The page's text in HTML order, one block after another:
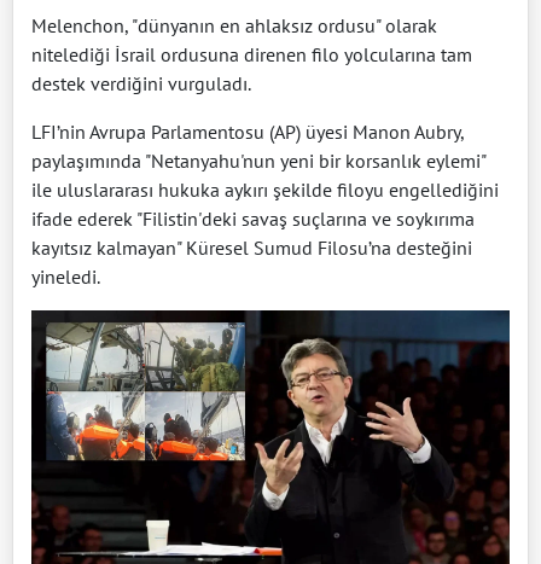
Melenchon, "dünyanın en ahlaksız ordusu" olarak
nitelediği İsrail ordusuna direnen filo yolcularına tam
destek verdiğini vurguladı.
LFI’nin Avrupa Parlamentosu (AP) üyesi Manon Aubry,
paylaşımında "Netanyahu'nun yeni bir korsanlık eylemi"
ile uluslararası hukuka aykırı şekilde filoyu engellediğini
ifade ederek "Filistin'deki savaş suçlarına ve soykırıma
kayıtsız kalmayan" Küresel Sumud Filosu’na desteğini
yineledi.